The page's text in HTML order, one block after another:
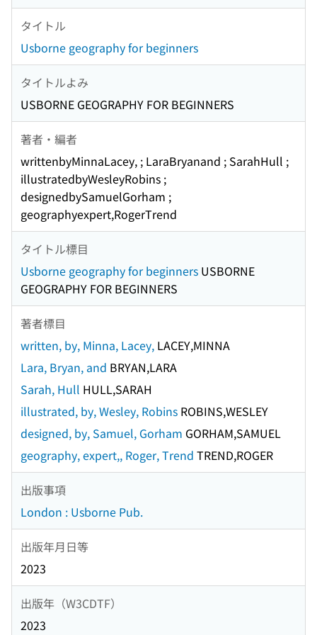
タイトル
Usborne geography for beginners
タイトルよみ
USBORNE GEOGRAPHY FOR BEGINNERS
著者・編者
writtenbyMinnaLacey, ; LaraBryanand ; SarahHull ;
illustratedbyWesleyRobins ;
designedbySamuelGorham ;
geographyexpert,RogerTrend
タイトル標目
Usborne geography for beginners USBORNE
GEOGRAPHY FOR BEGINNERS
著者標目
written, by, Minna, Lacey, LACEY,MINNA
Lara, Bryan, and BRYAN,LARA
Sarah, Hull HULL,SARAH
illustrated, by, Wesley, Robins ROBINS,WESLEY
designed, by, Samuel, Gorham GORHAM,SAMUEL
geography, expert,, Roger, Trend TREND,ROGER
出版事項
London : Usborne Pub.
出版年月日等
2023
出版年（W3CDTF）
2023